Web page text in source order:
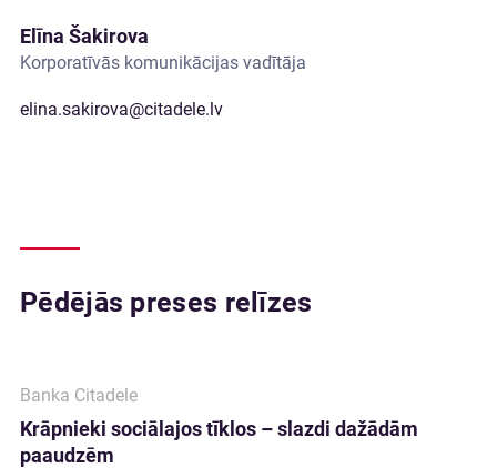
Elīna Šakirova
Korporatīvās komunikācijas vadītāja
elina.sakirova@citadele.lv
Pēdējās preses relīzes
Banka Citadele
Krāpnieki sociālajos tīklos – slazdi dažādām
paaudzēm